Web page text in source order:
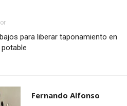
para liberar taponamiento en
Fernando Alfonso